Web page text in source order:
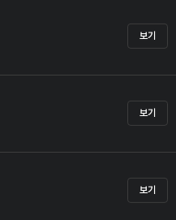
보기
보기
보기